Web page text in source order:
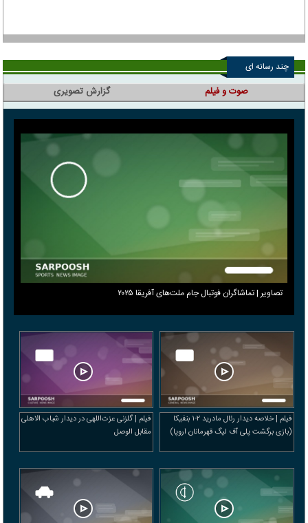
چند رسانه ای
صوت و فیلم
تصاویر | تماشاگران فوتبال جام ملت‌های آفریقا ۲۰۲۵
فیلم | خلاصه دیدار رئال مادرید ۲-۱ بنفیکا
(بازی برگشت پلی آف لیگ قهرمانان اروپا)
فیلم | گلزنی عزت‌اللهی در دیدار شباب الاهلی
مقابل الوصل
گزارش تصویری